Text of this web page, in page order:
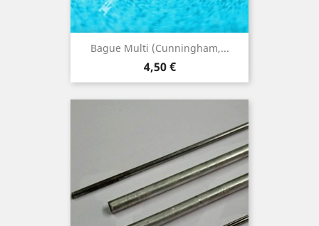
Bague Multi (Cunningham,...
Prix
4,50 €